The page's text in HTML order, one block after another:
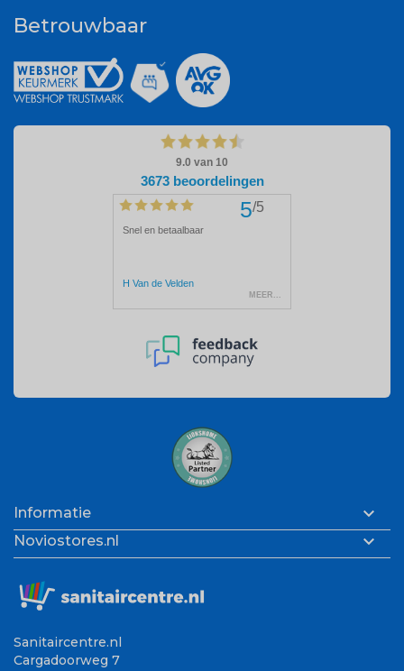
Betrouwbaar
Informatie 
Noviostores.nl 
Sanitaircentre.nl
Cargadoorweg 7